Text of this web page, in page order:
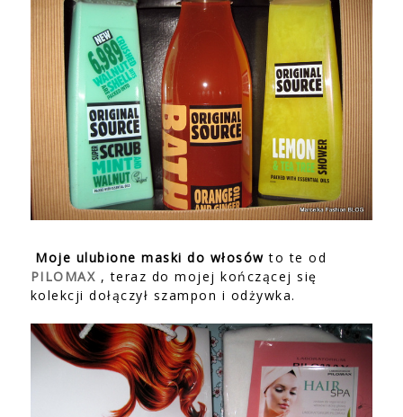
Moje ulubione maski do włosów to te od
PILOMAX , teraz do mojej kończącej się
kolekcji dołączył szampon i odżywka.